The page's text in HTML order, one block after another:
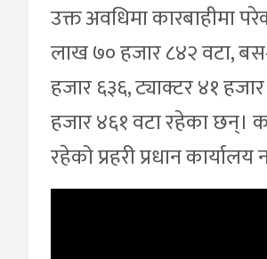
उक्त अवधिमा कारबाहीमा
लाख ७० हजार ८४२ वटा,
हजार ६३६, ट्याक्टर ४१
हजार ४६१ वटा रहेका छन्।
रहेको प्रहरी प्रधान